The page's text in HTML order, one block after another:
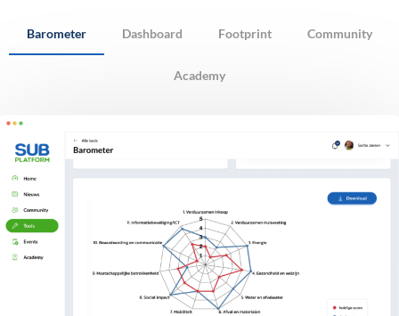
Barometer Dashboard Footprint Community
Academy